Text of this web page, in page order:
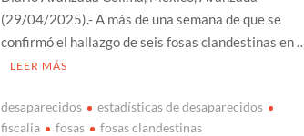
(29/04/2025).- A más de una semana de que se
confirmó el hallazgo de seis fosas clandestinas en …
LEER MÁS
desaparecidos
estadísticas de desaparecidos
fiscalia
fosas fosas clandestinas